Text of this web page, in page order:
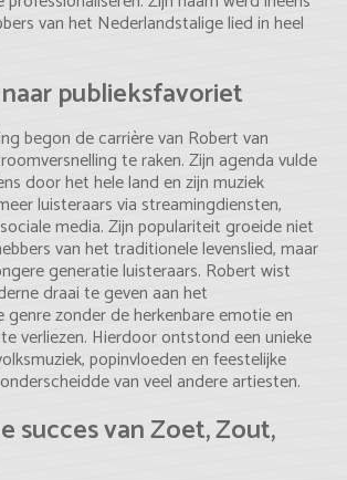
van het Nederlandstalige lied in heel
publieksfavoriet
begon de carrière van Robert van
te raken. Zijn agenda vulde
door het hele land en zijn muziek
luisteraars via streamingdiensten,
media. Zijn populariteit groeide niet
van het traditionele levenslied, maar
generatie luisteraars. Robert wist
draai te geven aan het
zonder de herkenbare emotie en
verliezen. Hierdoor ontstond een unieke
popinvloeden en feestelijke
van veel andere artiesten.
succes van Zoet, Zout,